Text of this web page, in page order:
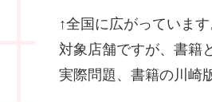
↑全国に広がっています
対象店舗ですが、書籍
実際問題、書籍の川崎